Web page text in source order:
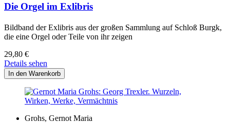
Die Orgel im Exlibris
Bildband der Exlibris aus der großen Sammlung auf Schloß Burgk,
die eine Orgel oder Teile von ihr zeigen
29,80 €
Details sehen
Grohs, Gernot Maria